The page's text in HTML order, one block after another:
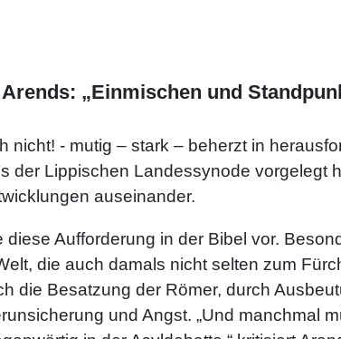
„Einmischen und
nicht! - mutig – stark – beherzt in
der Lippischen Landessynode vorgelegt
auseinander.
Aufforderung in der Bibel vor.
die auch damals nicht selten zum
die Besatzung der Römer, durch
und Angst. „Und manchmal